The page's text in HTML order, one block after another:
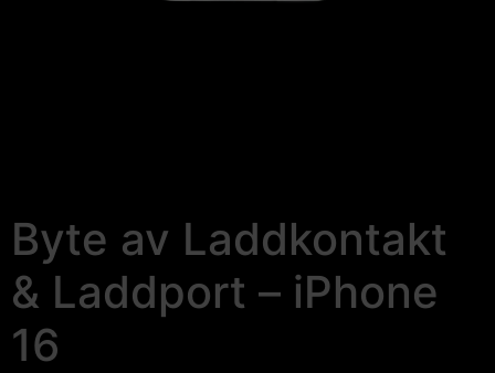
Byte av Laddkontakt
& Laddport – iPhone
16